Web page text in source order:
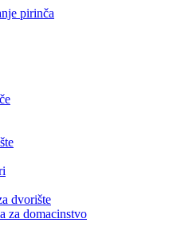
pirinča
dvorište
za domacinstvo